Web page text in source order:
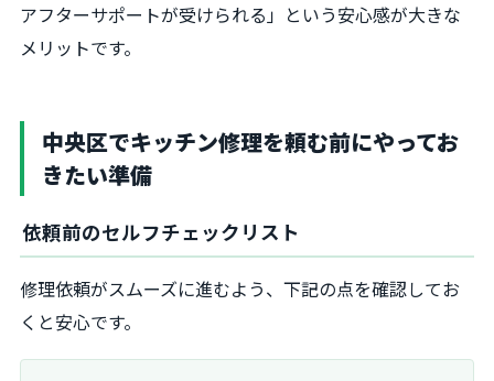
アフターサポートが受けられる」という安心感が大きな
メリットです。
中央区でキッチン修理を頼む前にやってお
きたい準備
依頼前のセルフチェックリスト
修理依頼がスムーズに進むよう、下記の点を確認してお
くと安心です。